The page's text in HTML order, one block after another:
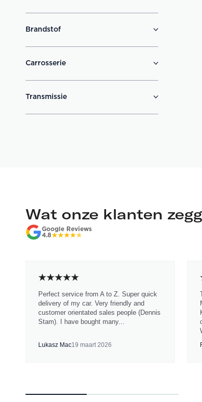
Brandstof
Carrosserie
Transmissie
Wat onze klanten
Google Reviews
4.8
Perfect service from A to Z. Super quick
delivery of my car. Very friendly and
customer orientated sales people (Dennis
Stam). I have bought many...
Lukasz Mac19 maart 2026